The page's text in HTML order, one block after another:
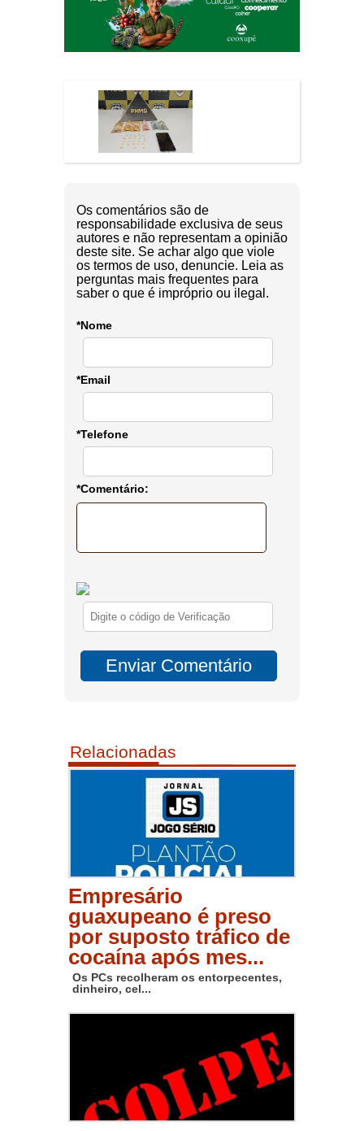
Os comentários são de
responsabilidade exclusiva de seus
autores e não representam a opinião
deste site. Se achar algo que viole
os termos de uso, denuncie. Leia as
perguntas mais frequentes para
saber o que é impróprio ou ilegal.
*Nome
*Email
*Telefone
*Comentário:
Relacionadas
Empresário
guaxupeano é preso
por suposto tráfico de
cocaína após mes...
Os PCs recolheram os entorpecentes,
dinheiro, cel...